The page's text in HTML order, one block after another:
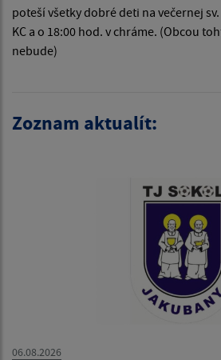
poteší všetky dobré deti na večernej
KC a o 18:00 hod. v chráme. (Obcou
nebude)
Zoznam aktualít:
06.08.2026